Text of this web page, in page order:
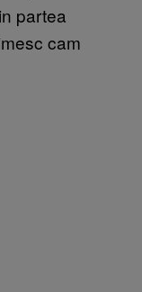
partea
cam